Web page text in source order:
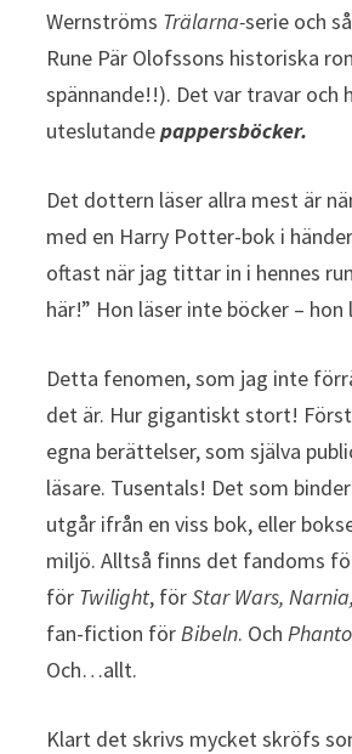
Wernströms Trälarna-serie och
Rune Pär Olofssons historiska
spännande!!). Det var travar
uteslutandepappersböcker.
Det dottern läser allra mest är
med en Harry Potter-bok i
oftast när jag tittar in i hennes
här!” Hon läser inte böcker – hon
Detta fenomen, som jag inte
det är. Hur gigantiskt stort!
egna berättelser, som själva
läsare. Tusentals! Det som
utgår ifrån en viss bok, eller
miljö. Alltså finns det fandoms
för Twilight, förStar Wars,
fan-fiction förBibeln. Och
Och…allt.
Klart det skrivs mycket skröfs